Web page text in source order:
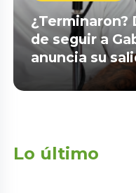
¿Terminaron?
de seguir a
anuncia su
Lo último